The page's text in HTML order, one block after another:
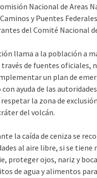
Nacional de Areas
y Puentes
del Comité Nacional
llama a la población a
de fuentes oficiales,
un plan de
ayuda de las
la zona de
del volcán.
la caída de ceniza se
al aire libre, si se tiene
proteger ojos, nariz y
de agua y alimentos